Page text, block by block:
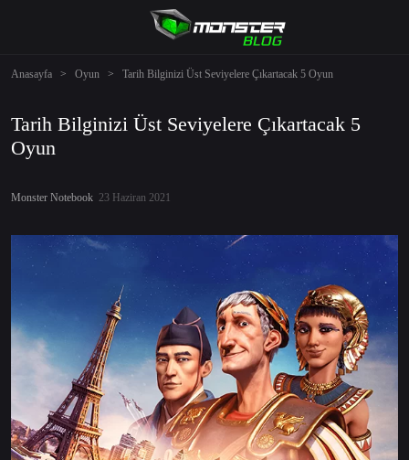
Anasayfa > Oyun > Tarih Bilginizi Üst Seviyelere Çıkartacak 5 Oyun
Tarih Bilginizi Üst Seviyelere Çıkartacak 5
Oyun
Monster Notebook 23 Haziran 2021